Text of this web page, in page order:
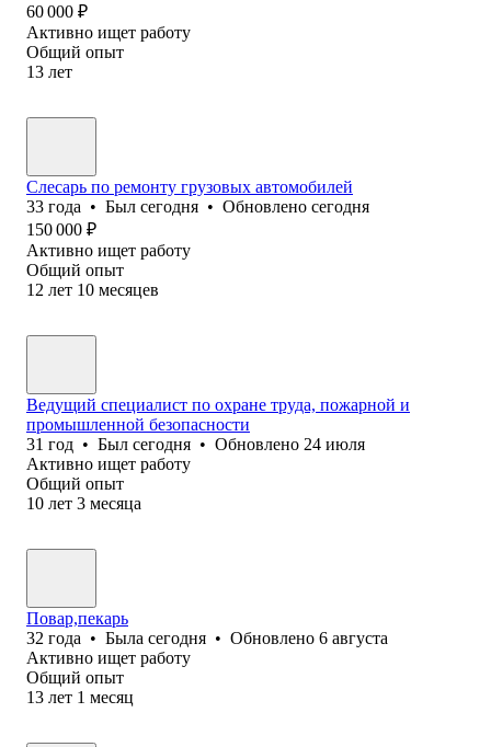
60 000 ₽
Активно ищет работу
Общий опыт
13 лет
Слесарь по ремонту грузовых автомобилей
33 года • Был сегодня • Обновлено сегодня
150 000 ₽
Активно ищет работу
Общий опыт
12 лет 10 месяцев
Ведущий специалист по охране труда, пожарной и
промышленной безопасности
31 год • Был сегодня • Обновлено 24 июля
Активно ищет работу
Общий опыт
10 лет 3 месяца
Повар,пекарь
32 года • Была сегодня • Обновлено 6 августа
Активно ищет работу
Общий опыт
13 лет 1 месяц